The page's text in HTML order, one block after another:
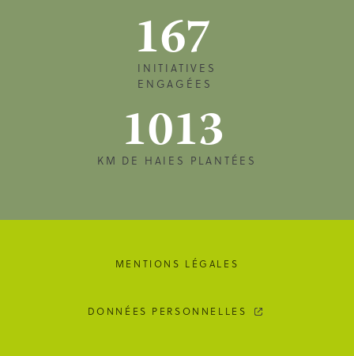
167
INITIATIVES
ENGAGÉES
1013
KM DE HAIES PLANTÉES
MENTIONS LÉGALES
DONNÉES PERSONNELLES